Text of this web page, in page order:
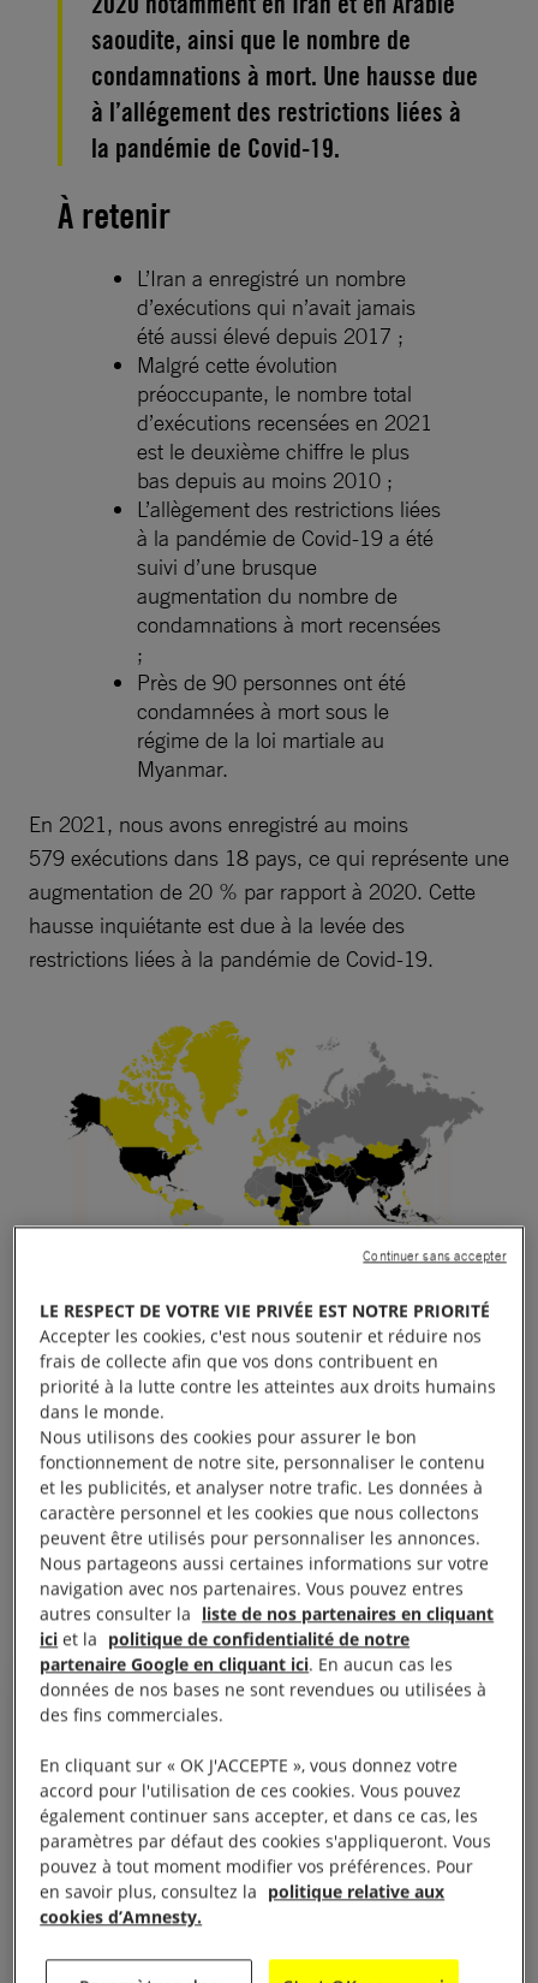
saoudite, ainsi que le nombre de
condamnations à mort. Une hausse due
à l’allégement des restrictions liées à
la pandémie de Covid-19.
À retenir
L’Iran a enregistré un nombre
d’exécutions qui n’avait jamais
été aussi élevé depuis 2017 ;
Malgré cette évolution
préoccupante, le nombre total
d’exécutions recensées en 2021
est le deuxième chiffre le plus
bas depuis au moins 2010 ;
L’allègement des restrictions liées
à la pandémie de Covid-19 a été
suivi d’une brusque
augmentation du nombre de
condamnations à mort recensées
;
Près de 90 personnes ont été
condamnées à mort sous le
régime de la loi martiale au
Myanmar.
En 2021, nous avons enregistré au moins
579 exécutions dans 18 pays, ce qui représente une
augmentation de 20 % par rapport à 2020⁠. Cette
hausse inquiétante est due à la levée des
restrictions liées à la pandémie de Covid-19.
Cartographie de l’utilisation de la peine de mort en
2021
Les « champions » des
exécutions
Après la chute du nombre
d’exécutions recensées en Iran
et en Arabie saoudite en 2020,
ces pays ont de nouveau
intensifié leur recours à la peine
LE RESPECT DE VOTRE VIE PRIVÉE EST NOTRE PRIORITÉ
Accepter les cookies, c'est nous soutenir et réduire nos
frais de collecte afin que vos dons contribuent en
priorité à la lutte contre les atteintes aux droits humains
dans le monde.
Nous utilisons des cookies pour assurer le bon
fonctionnement de notre site, personnaliser le contenu
et les publicités, et analyser notre trafic. Les données à
caractère personnel et les cookies que nous collectons
peuvent être utilisés pour personnaliser les annonces.
Nous partageons aussi certaines informations sur votre
navigation avec nos partenaires. Vous pouvez entres
autres consulter la liste de nos partenaires en cliquant
ici et la politique de confidentialité de notre
partenaire Google en cliquant ici. En aucun cas les
données de nos bases ne sont revendues ou utilisées à
des fins commerciales.
En cliquant sur « OK J'ACCEPTE », vous donnez votre
accord pour l'utilisation de ces cookies. Vous pouvez
également continuer sans accepter, et dans ce cas, les
paramètres par défaut des cookies s'appliqueront. Vous
pouvez à tout moment modifier vos préférences. Pour
en savoir plus, consultez la politique relative aux
cookies d’Amnesty.
Continuer sans accepter